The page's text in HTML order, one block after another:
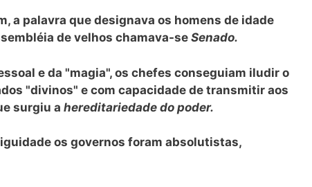
a palavra que designava os homens de idade
de velhos chamava-seSenado.
e da "magia", os chefes conseguiam iludir o
"divinos" e com capacidade de transmitir aos
surgiu a hereditariedade do poder.
os governos foram absolutistas,